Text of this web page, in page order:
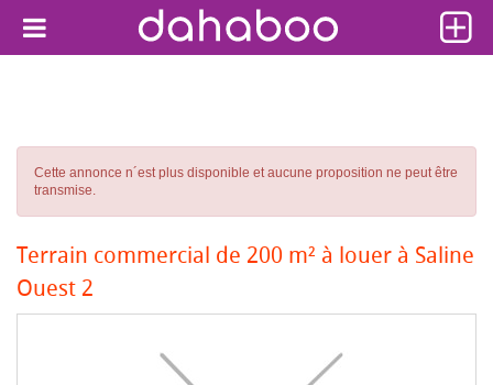
Cette annonce n´est plus disponible et aucune proposition ne peut être
transmise.
Terrain commercial de 200 m² à louer à Saline
Ouest 2